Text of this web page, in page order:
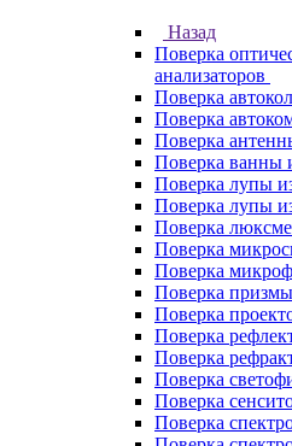
Назад
Поверка
анализаторов
Поверка
Поверка
Поверка
Поверка ванны
Поверка лупы
Поверка лупы
Поверка
Поверка
Поверка
Поверка призмы
Поверка
Поверка
Поверка
Поверка
Поверка
Поверка